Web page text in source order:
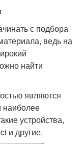
с подбора
ведь на
найти
являются
устройства,
и другие.